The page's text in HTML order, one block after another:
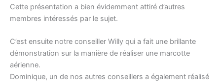
Cette présentation a bien évidemment attiré d’autres
membres intéressés par le sujet.
C’est ensuite notre conseiller Willy qui a fait une brillante
démonstration sur la manière de réaliser une marcotte
aérienne.
Dominique, un de nos autres conseillers a également réalisé